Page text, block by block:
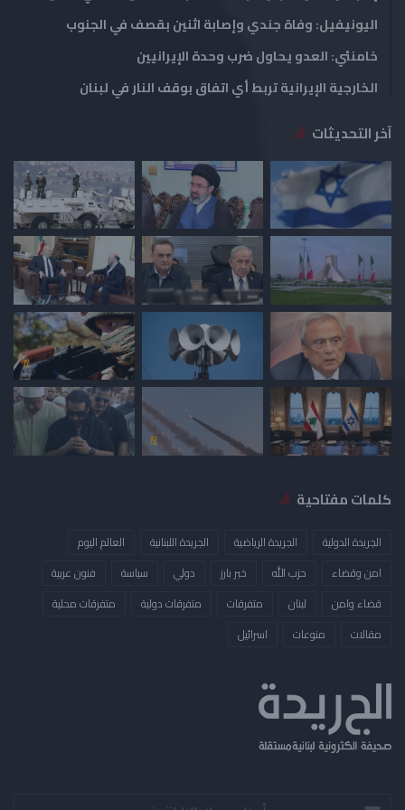
اليونيفيل: وفاة جندي وإصابة اثنين بقصف في الجنوب
خامنئي: العدو يحاول ضرب وحدة الإيرانيين
الخارجية الإيرانية تربط أي اتفاق بوقف النار في لبنان
آخر التحديثات
كلمات مفتاحية
الجريدة الدولية الجريدة الرياضية الجريدة اللبنانية
العالم اليوم
امن وقضاء
حزب الله خبر بارز دولي سياسة
فنون عربية
قضاء وامن
لبنان متفرقات متفرقات دولية
متفرقات محلية
مقالات
منوعات ​اسرائيل
أدخل